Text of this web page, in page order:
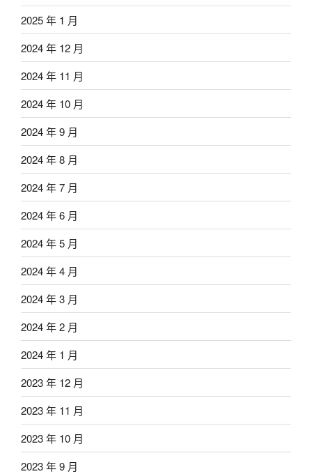
2025 年 1 月
2024 年 12 月
2024 年 11 月
2024 年 10 月
2024 年 9 月
2024 年 8 月
2024 年 7 月
2024 年 6 月
2024 年 5 月
2024 年 4 月
2024 年 3 月
2024 年 2 月
2024 年 1 月
2023 年 12 月
2023 年 11 月
2023 年 10 月
2023 年 9 月